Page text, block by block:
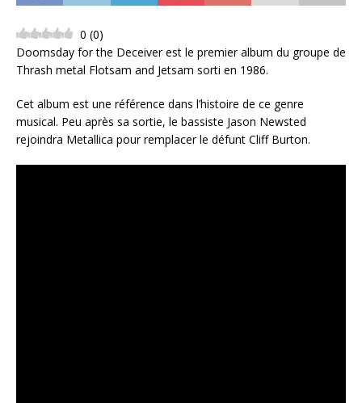
0 (0)
Doomsday for the Deceiver est le premier album du groupe de
Thrash metal Flotsam and Jetsam sorti en 1986.
Cet album est une référence dans l’histoire de ce genre
musical. Peu après sa sortie, le bassiste Jason Newsted
rejoindra Metallica pour remplacer le défunt Cliff Burton.